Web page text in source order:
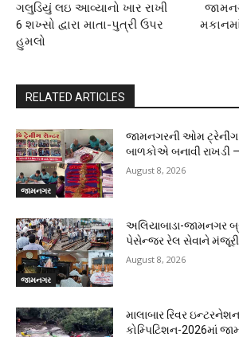
ગલુડિયું લઇ આવ્યાનો ખાર રાખી
6 શખ્સો દ્વારા માતા-પુત્રી ઉપર
હુમલો
RELATED ARTICLES
જામનગર
જામનગરની ઓમ ટ્રેનીંગ
બાળકોએ બનાવી રાખડી –
August 8, 2026
જામનગર
અલિયાબાડા-જામનગર
પેસેન્જર રેલ સેવાને મંજૂરી
August 8, 2026
માલાબાર રિવર
કોમ્પિટિશન-2026માં